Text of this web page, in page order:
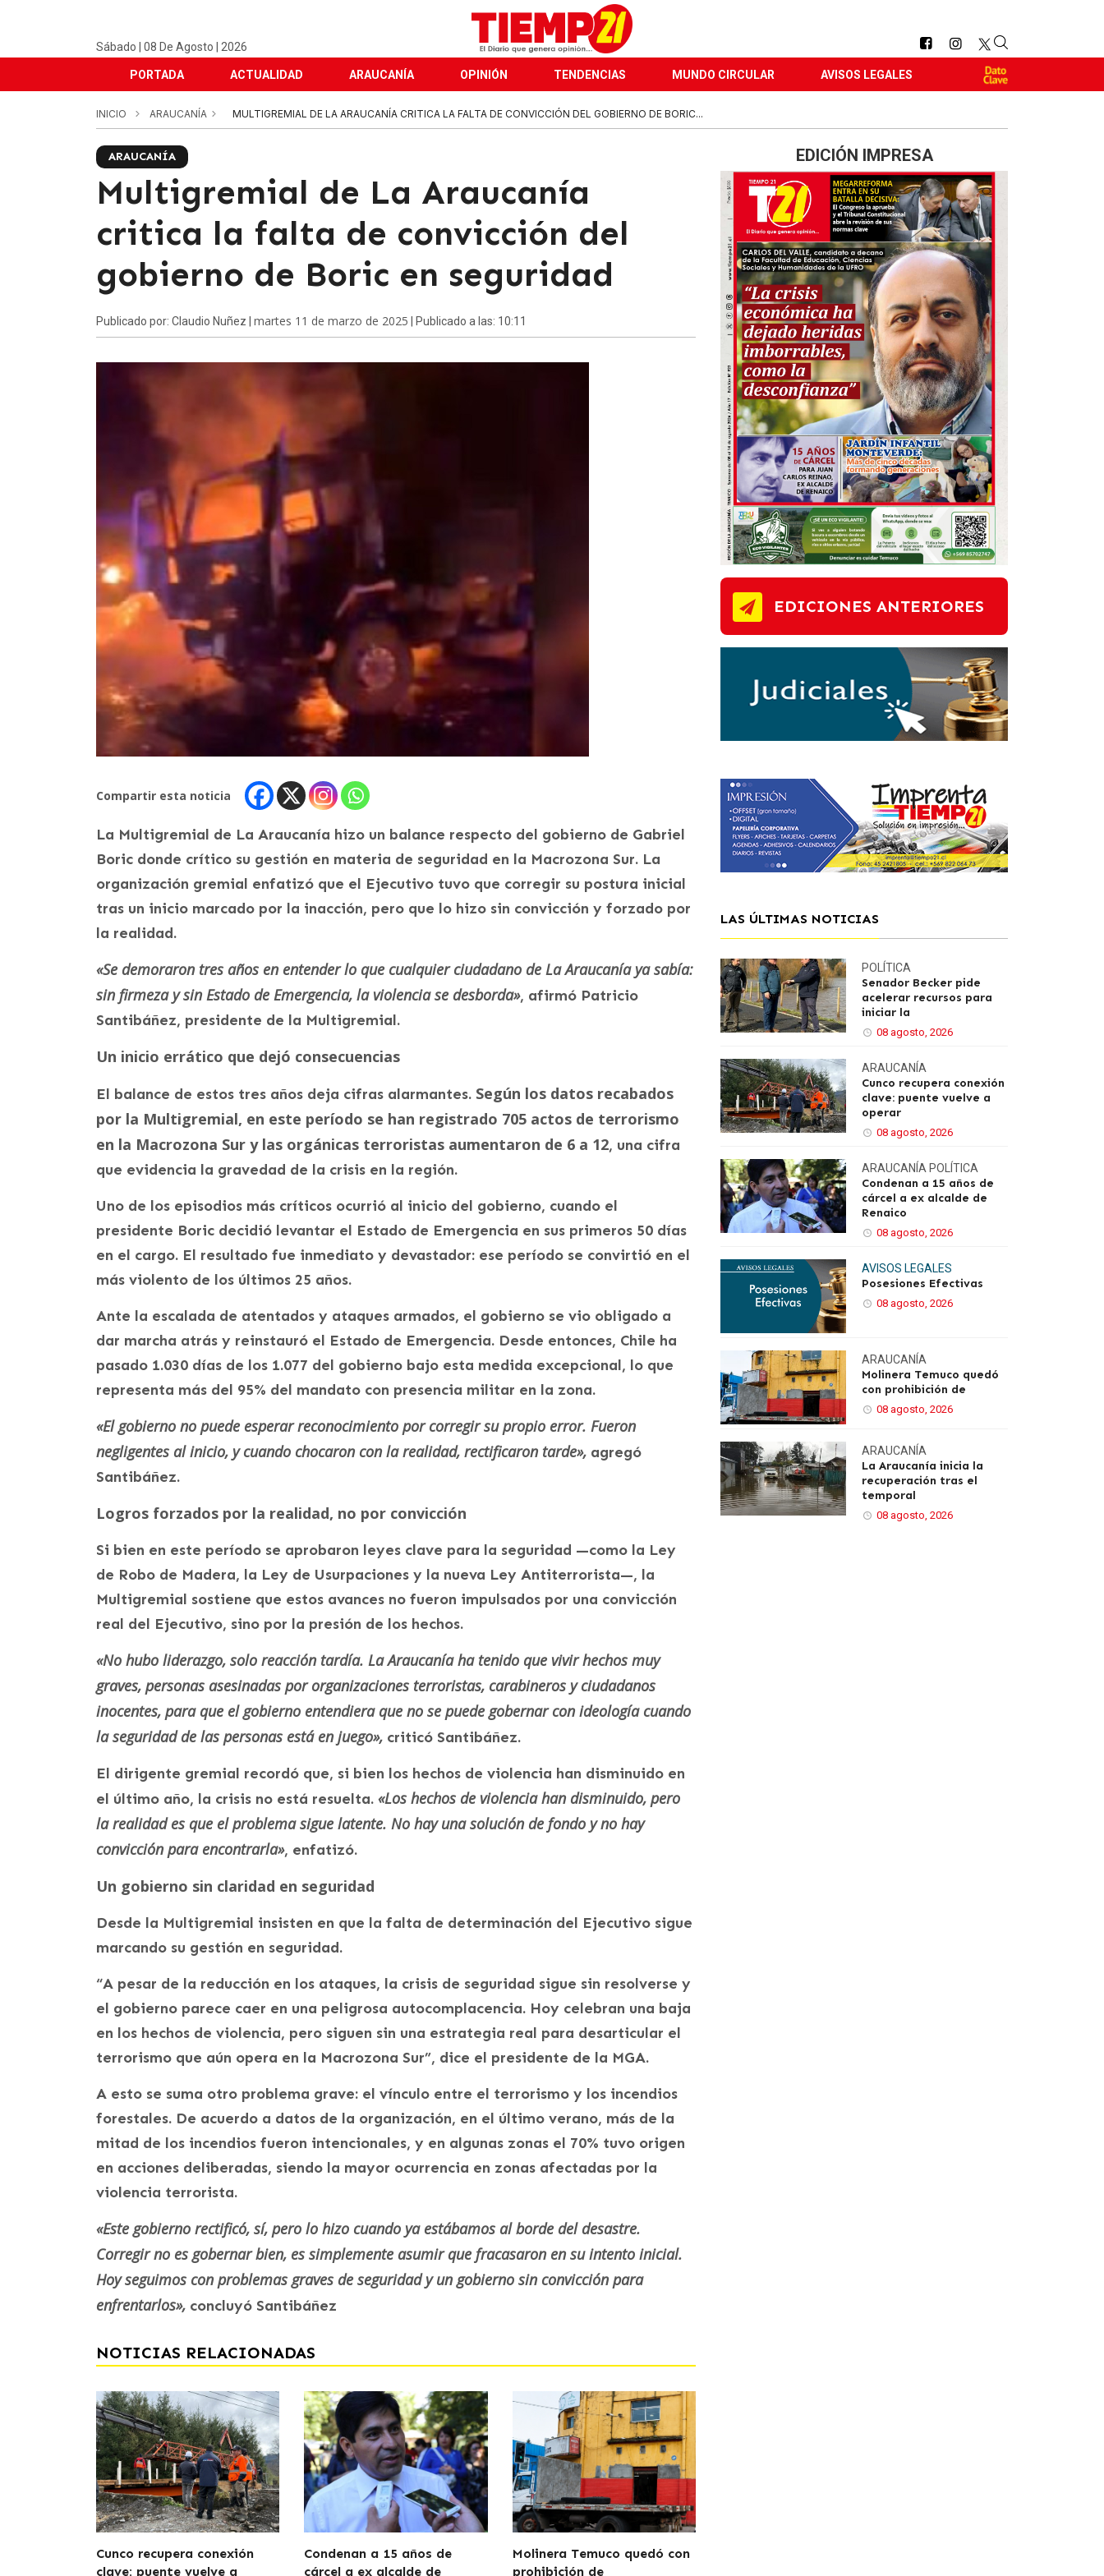
Sábado | 08 De Agosto | 2026
PORTADA ACTUALIDAD ARAUCANÍA OPINIÓN TENDENCIAS MUNDO CIRCULAR AVISOS LEGALES
INICIO ARAUCANÍA MULTIGREMIAL DE LA ARAUCANÍA CRITICA LA FALTA DE CONVICCIÓN DEL GOBIERNO DE BORIC...
ARAUCANÍA
Multigremial de La Araucanía
critica la falta de convicción del
gobierno de Boric en seguridad
Publicado por: Claudio Nuñez | martes 11 de marzo de 2025 | Publicado a las: 10:11
Compartir esta noticia
La Multigremial de La Araucanía hizo un balance respecto del gobierno de Gabriel
Boric donde crítico su gestión en materia de seguridad en la Macrozona Sur. La
organización gremial enfatizó que el Ejecutivo tuvo que corregir su postura inicial
tras un inicio marcado por la inacción, pero que lo hizo sin convicción y forzado por
la realidad.
«Se demoraron tres años en entender lo que cualquier ciudadano de La Araucanía ya sabía:
sin firmeza y sin Estado de Emergencia, la violencia se desborda», afirmó Patricio
Santibáñez, presidente de la Multigremial.
Un inicio errático que dejó consecuencias
El balance de estos tres años deja cifras alarmantes. Según los datos recabados
por la Multigremial, en este período se han registrado 705 actos de terrorismo
en la Macrozona Sur y las orgánicas terroristas aumentaron de 6 a 12, una cifra
que evidencia la gravedad de la crisis en la región.
Uno de los episodios más críticos ocurrió al inicio del gobierno, cuando el
presidente Boric decidió levantar el Estado de Emergencia en sus primeros 50 días
en el cargo. El resultado fue inmediato y devastador: ese período se convirtió en el
más violento de los últimos 25 años.
Ante la escalada de atentados y ataques armados, el gobierno se vio obligado a
dar marcha atrás y reinstauró el Estado de Emergencia. Desde entonces, Chile ha
pasado 1.030 días de los 1.077 del gobierno bajo esta medida excepcional, lo que
representa más del 95% del mandato con presencia militar en la zona.
«El gobierno no puede esperar reconocimiento por corregir su propio error. Fueron
negligentes al inicio, y cuando chocaron con la realidad, rectificaron tarde», agregó
Santibáñez.
Logros forzados por la realidad, no por convicción
Si bien en este período se aprobaron leyes clave para la seguridad —como la Ley
de Robo de Madera, la Ley de Usurpaciones y la nueva Ley Antiterrorista—, la
Multigremial sostiene que estos avances no fueron impulsados por una convicción
real del Ejecutivo, sino por la presión de los hechos.
«No hubo liderazgo, solo reacción tardía. La Araucanía ha tenido que vivir hechos muy
graves, personas asesinadas por organizaciones terroristas, carabineros y ciudadanos
inocentes, para que el gobierno entendiera que no se puede gobernar con ideología cuando
la seguridad de las personas está en juego», criticó Santibáñez.
El dirigente gremial recordó que, si bien los hechos de violencia han disminuido en
el último año, la crisis no está resuelta. «Los hechos de violencia han disminuido, pero
la realidad es que el problema sigue latente. No hay una solución de fondo y no hay
convicción para encontrarla», enfatizó.
Un gobierno sin claridad en seguridad
Desde la Multigremial insisten en que la falta de determinación del Ejecutivo sigue
marcando su gestión en seguridad.
“A pesar de la reducción en los ataques, la crisis de seguridad sigue sin resolverse y
el gobierno parece caer en una peligrosa autocomplacencia. Hoy celebran una baja
en los hechos de violencia, pero siguen sin una estrategia real para desarticular el
terrorismo que aún opera en la Macrozona Sur”, dice el presidente de la MGA.
A esto se suma otro problema grave: el vínculo entre el terrorismo y los incendios
forestales. De acuerdo a datos de la organización, en el último verano, más de la
mitad de los incendios fueron intencionales, y en algunas zonas el 70% tuvo origen
en acciones deliberadas, siendo la mayor ocurrencia en zonas afectadas por la
violencia terrorista.
«Este gobierno rectificó, sí, pero lo hizo cuando ya estábamos al borde del desastre.
Corregir no es gobernar bien, es simplemente asumir que fracasaron en su intento inicial.
Hoy seguimos con problemas graves de seguridad y un gobierno sin convicción para
enfrentarlos», concluyó Santibáñez
NOTICIAS RELACIONADAS
Cunco recupera conexión
clave: puente vuelve a
Condenan a 15 años de
cárcel a ex alcalde de
Molinera Temuco quedó con
prohibición de
EDICIÓN IMPRESA
EDICIONES ANTERIORES
LAS ÚLTIMAS NOTICIAS
POLÍTICA
Senador Becker pide
acelerar recursos para
iniciar la
08 agosto, 2026
ARAUCANÍA
Cunco recupera conexión
clave: puente vuelve a
operar
08 agosto, 2026
ARAUCANÍA POLÍTICA
Condenan a 15 años de
cárcel a ex alcalde de
Renaico
08 agosto, 2026
AVISOS LEGALES
Posesiones Efectivas
08 agosto, 2026
ARAUCANÍA
Molinera Temuco quedó
con prohibición de
08 agosto, 2026
ARAUCANÍA
La Araucanía inicia la
recuperación tras el
temporal
08 agosto, 2026